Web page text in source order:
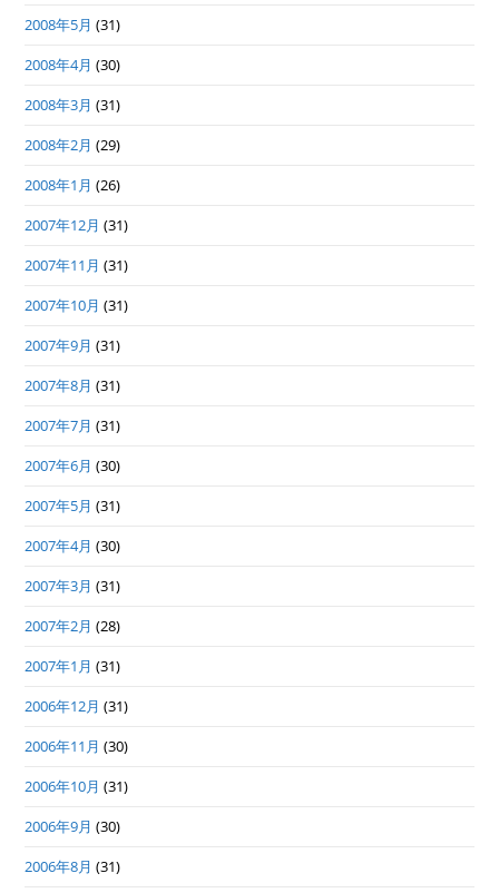
2008年5月 (31)
2008年4月 (30)
2008年3月 (31)
2008年2月 (29)
2008年1月 (26)
2007年12月 (31)
2007年11月 (31)
2007年10月 (31)
2007年9月 (31)
2007年8月 (31)
2007年7月 (31)
2007年6月 (30)
2007年5月 (31)
2007年4月 (30)
2007年3月 (31)
2007年2月 (28)
2007年1月 (31)
2006年12月 (31)
2006年11月 (30)
2006年10月 (31)
2006年9月 (30)
2006年8月 (31)